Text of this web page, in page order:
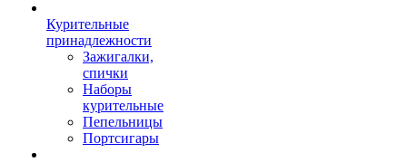
Курительные
принадлежности
Зажигалки,
спички
Наборы
курительные
Пепельницы
Портсигары